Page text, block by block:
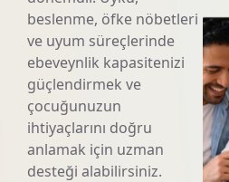
beslenme, öfke nöbetleri
ve uyum süreçlerinde
ebeveynlik kapasitenizi
güçlendirmek ve
çocuğunuzun
ihtiyaçlarını doğru
anlamak için uzman
desteği alabilirsiniz.